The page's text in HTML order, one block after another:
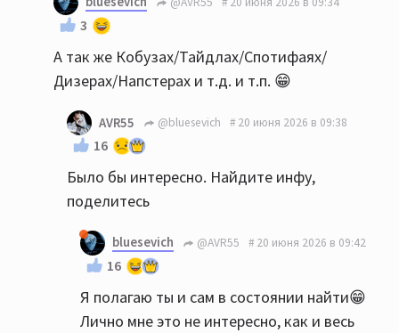
3
А так же Кобузах/Тайдлах/Спотифаях/
Дизерах/Напстерах и т.д. и т.п. 😁
AVR55 @bluesevich 20 июня 2026 в 09:38
16
Было бы интересно. Найдите инфу,
поделитесь
bluesevich @AVR55 20 июня 2026 в 09:42
16
Я полагаю ты и сам в состоянии найти😁
Лично мне это не интересно, как и весь